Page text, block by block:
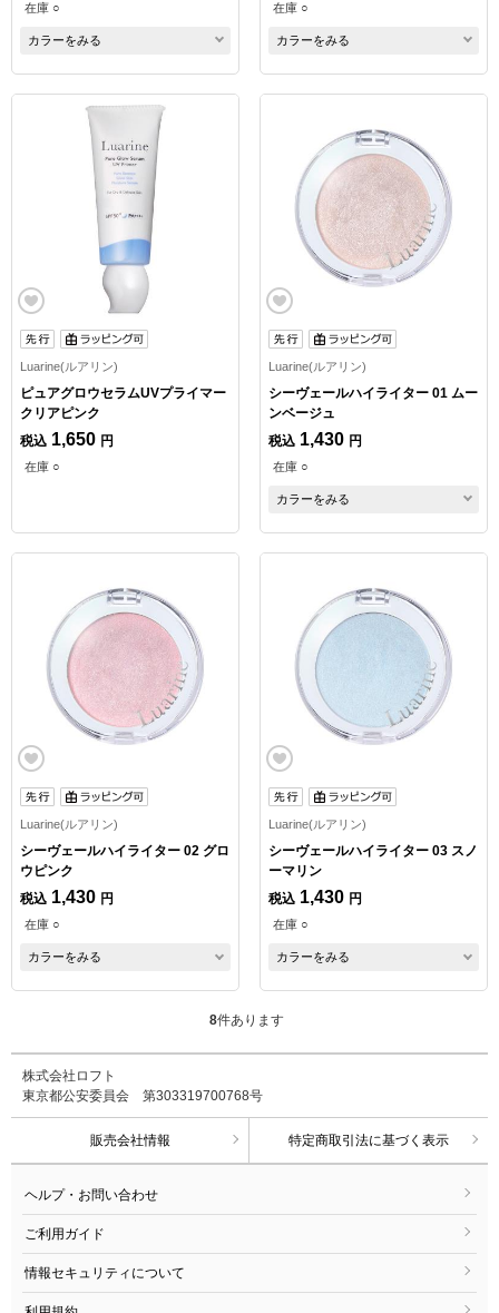
在庫 ○
カラーをみる
在庫 ○
カラーをみる
Luarine(ルアリン)
ピュアグロウセラムUVプライマー
クリアピンク
税込 1,650 円
在庫 ○
Luarine(ルアリン)
シーヴェールハイライター 01 ムー
ンベージュ
税込 1,430 円
在庫 ○
カラーをみる
Luarine(ルアリン)
シーヴェールハイライター 02 グロ
ウピンク
税込 1,430 円
在庫 ○
カラーをみる
Luarine(ルアリン)
シーヴェールハイライター 03 スノ
ーマリン
税込 1,430 円
在庫 ○
カラーをみる
8件あります
株式会社ロフト
東京都公安委員会 第303319700768号
販売会社情報 特定商取引法に基づく表示
ヘルプ・お問い合わせ
ご利用ガイド
情報セキュリティについて